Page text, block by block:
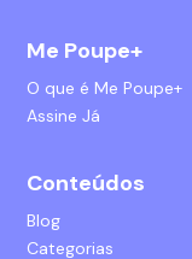
Me Poupe+
O que é Me Poupe+
Assine Já
Conteúdos
Blog
Categorias